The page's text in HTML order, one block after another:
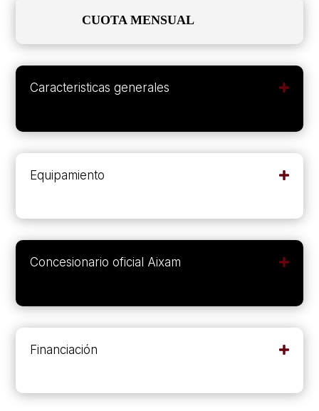
CUOTA MENSUAL
Caracteristicas generales
Equipamiento
Concesionario oficial Aixam
Financiación